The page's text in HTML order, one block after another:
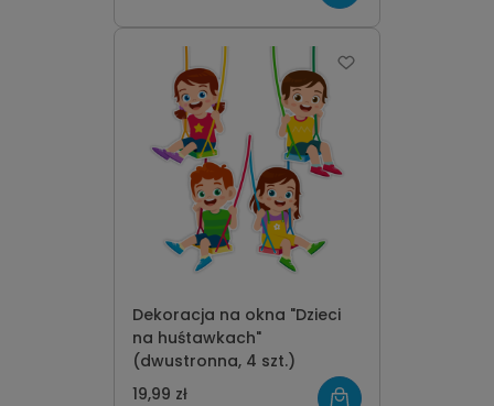
Dekoracja na okna "Dzieci
na huśtawkach"
(dwustronna, 4 szt.)
19,99 zł